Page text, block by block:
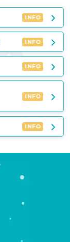
INFO
INFO
INFO
INFO
INFO